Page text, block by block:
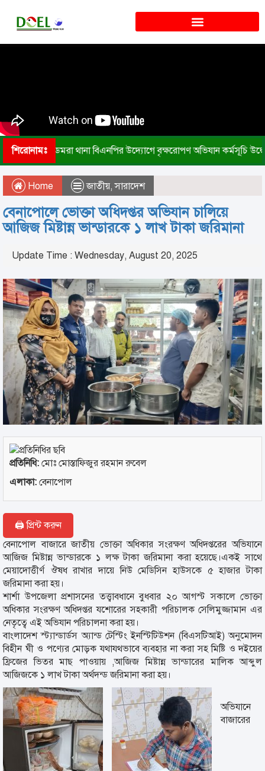
শিরোনামঃ ডেমরা থানা বিএনপির উদ্যোগে বৃক্ষরোপণ অভিযান কর্মসূচি
Home জাতীয়,সারাদেশ
বেনাপোলে ভোক্তা অধিদপ্তর অভিযান চালিয়ে
আজিজ মিষ্টান্ন ভান্ডারকে ১ লাখ টাকা জরিমানা
Update Time : Wednesday, August 20, 2025
প্রতিনিধি: মোঃ মোস্তাফিজুর রহমান রুবেল
এলাকা: বেনাপোল
🖨 প্রিন্ট করুন
বেনাপোল বাজারে জাতীয় ভোক্তা অধিকার সংরক্ষণ অধিদপ্তরের অভিযানে
আজিজ মিষ্টান্ন ভান্ডারকে ১ লক্ষ টাকা জরিমানা করা হয়েছে।একই সাথে
মেয়াদোত্তীর্ণ ঔষধ রাখার দায়ে নিউ মেডিসিন হাউসকে ৫ হাজার টাকা
জরিমানা করা হয়।
শার্শা উপজেলা প্রশাসনের তত্ত্বাবধানে বুধবার ২০ আগস্ট সকালে ভোক্তা
অধিকার সংরক্ষণ অধিদপ্তর যশোরের সহকারী পরিচালক সেলিমুজ্জামান এর
নেতৃত্বে এই অভিযান পরিচালনা করা হয়।
বাংলাদেশ স্ট্যান্ডার্ডস অ্যান্ড টেস্টিং ইনস্টিটিউশন (বিএসটিআই) অনুমোদন
বিহীন ঘী ও পণ্যের মোড়ক যথাযথভাবে ব্যবহার না করা সহ মিষ্টি ও দইয়ের
ফ্রিজের ভিতর মাছ পাওয়ায় ,আজিজ মিষ্টান্ন ভান্ডারের মালিক আব্দুল
আজিজকে ১ লাখ টাকা অর্থদন্ড জরিমানা করা হয়।
অভিযানে
বাজারের